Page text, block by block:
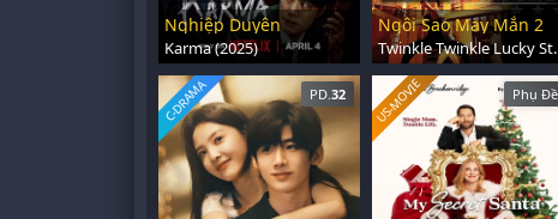
Nghiệp Duyên
Karma (2025)
Ngôi Sao May Mắn 2
Twinkle
PD. 32
C-DRAMA Phụ Đề
US-MOVIE